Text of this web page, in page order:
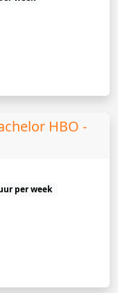
HBO -
per week